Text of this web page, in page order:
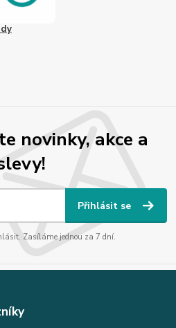
novinky, akce a
Přihlásit se
Zasíláme jednou za 7 dní.